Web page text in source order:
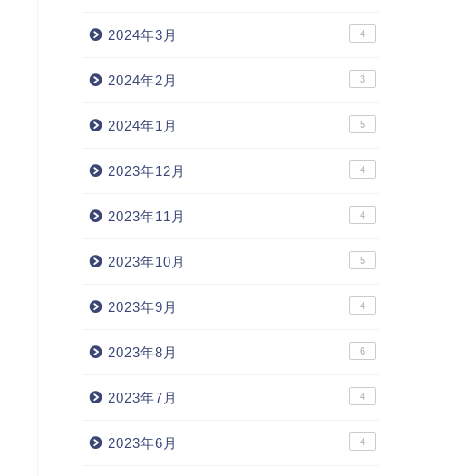
2024年3月 4
2024年2月 3
2024年1月 5
2023年12月 4
2023年11月 4
2023年10月 5
2023年9月 4
2023年8月 6
2023年7月 4
2023年6月 4